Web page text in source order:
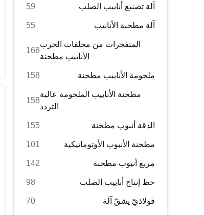
آلة تصنيع أنابيب الصلب 59
آلة مطحنة الأنابيب 55
المتفجرات من مخلفات الحرب
الأنابيب مطحنة
168
ملحومة الأنابيب مطحنة 158
مطحنة الأنابيب الملحومة عالية
التردد
158
الدقة أنبوب مطحنة 155
مطحنة الأنبوب الأوتوماتيكية 101
مربع أنبوب مطحنة 142
خط إنتاج أنابيب الصلب 98
فولاذيّ يشقّ آلة 70